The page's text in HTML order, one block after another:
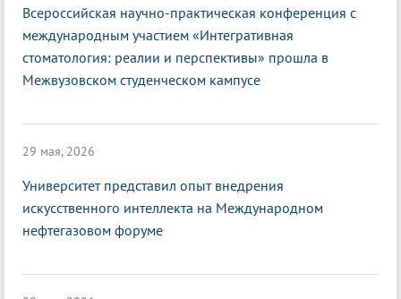
Всероссийская научно-практическая конференция с
международным участием «Интегративная
стоматология: реалии и перспективы» прошла в
Межвузовском студенческом кампусе
29 мая, 2026
Университет представил опыт внедрения
искусственного интеллекта на Международном
нефтегазовом форуме